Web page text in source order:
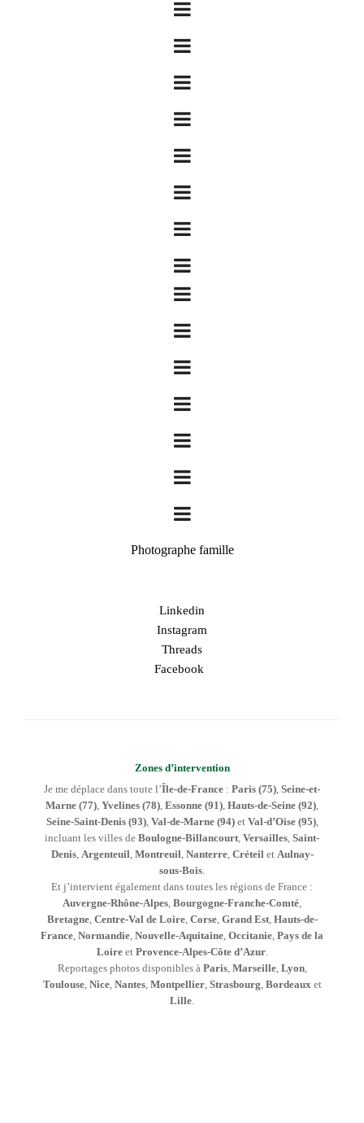
Photographe famille
Linkedin
Instagram
Threads
Facebook
Zones d’intervention
Je me déplace dans toute l’Île-de-France : Paris (75) Seine-et-
Marne (77) Yvelines (78) Essonne (91) Hauts-de-Seine (92)
Seine-Saint-Denis (93), Val-de-Marne (94)et Val-d’Oise (95),
incluant les villes de Boulogne-Billancourt Versailles Saint-
Denis, Argenteuil Montreuil Nanterre, Créteil et Aulnay-
sous-Bois
Et j’intervient également dans toutes les régions de France :
Auvergne-Rhône-Alpes Bourgogne-Franche-Comté
Bretagne, Centre-Val de Loire, Corse, Grand Est, Hauts-de-
France Normandie Nouvelle-Aquitaine Occitanie Pays de la
Loireet Provence-Alpes-Côte d’Azur.
Reportages photos disponibles à Paris, Marseille, Lyon,
Toulouse, Nice, Nantes, Montpellier, Strasbourg Bordeaux et
Lille